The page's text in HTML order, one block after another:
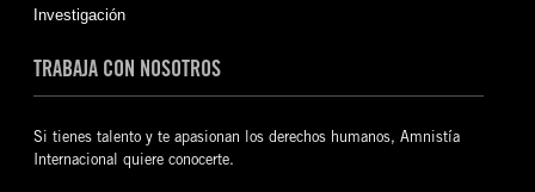
Investigación
TRABAJA CON NOSOTROS
Si tienes talento y te apasionan los derechos humanos, Amnistía
Internacional quiere conocerte.